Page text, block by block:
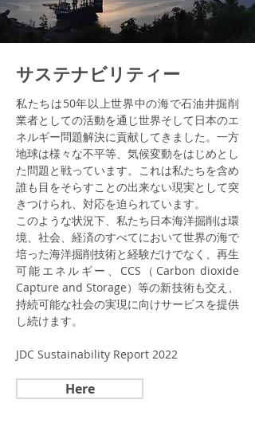
​サステナビリティー
私たちは50年以上世界中の海で石油井掘削
業者としての活動を通じ世界そして日本のエ
ネルギー問題解決に貢献してきました。一方
地球は様々な不平等、気候変動をはじめとし
た問題と戦っています。これは私たちを含め
誰も目をそらすことの出来ない現実として突
きつけられ、対応を迫られています。
このような状況下、私たち日本海洋掘削は環
境、社会、経済のすべてにおいて世界の海で
培った海洋掘削技術と経験だけでなく、再生
可能エネルギー、CCS（Carbon dioxide
Capture and Storage）等の新技術も交え、
持続可能な社会の実現に向けサービスを提供
し続けます。
JDC Sustainability Report 2022
Here